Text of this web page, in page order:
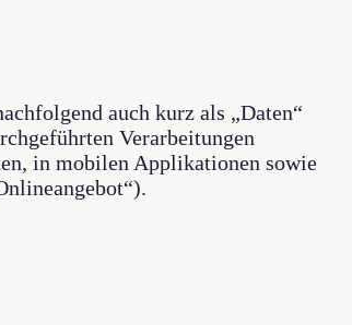
auch kurz als „Daten“
Verarbeitungen
in mobilen Applikationen sowie